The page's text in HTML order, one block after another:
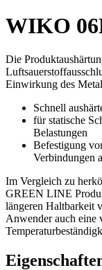
WIKO
Die
Einwirkung des
Schnell
für statische
Belastungen
Befestigung
Verbindungen
Im Vergleich zu
GREEN LINE
längeren Haltbarkeit
Anwender auch eine